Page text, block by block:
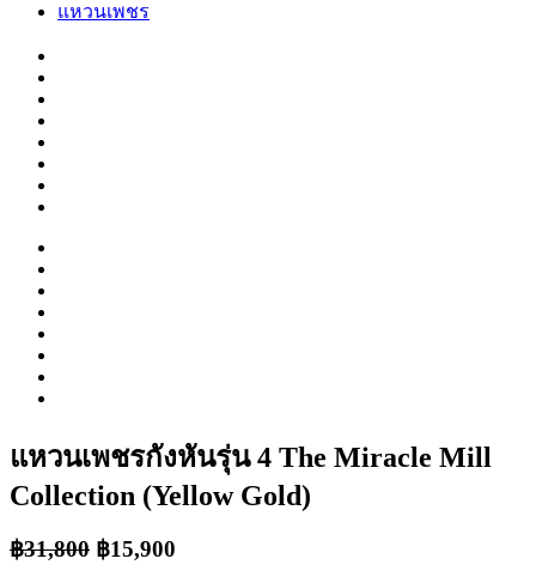
แหวนเพชร
แหวนเพชรกังหันรุ่น 4 The Miracle Mill
Collection (Yellow Gold)
฿31,800 ฿15,900